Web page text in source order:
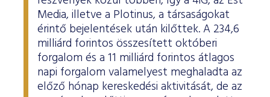
Media, illetve a Plotinus, a társaságokat
érintő bejelentések után kilőttek. A 234,6
milliárd forintos összesített októberi
forgalom és a 11 milliárd forintos átlagos
napi forgalom valamelyest meghaladta az
előző hónap kereskedési aktivitását, de az